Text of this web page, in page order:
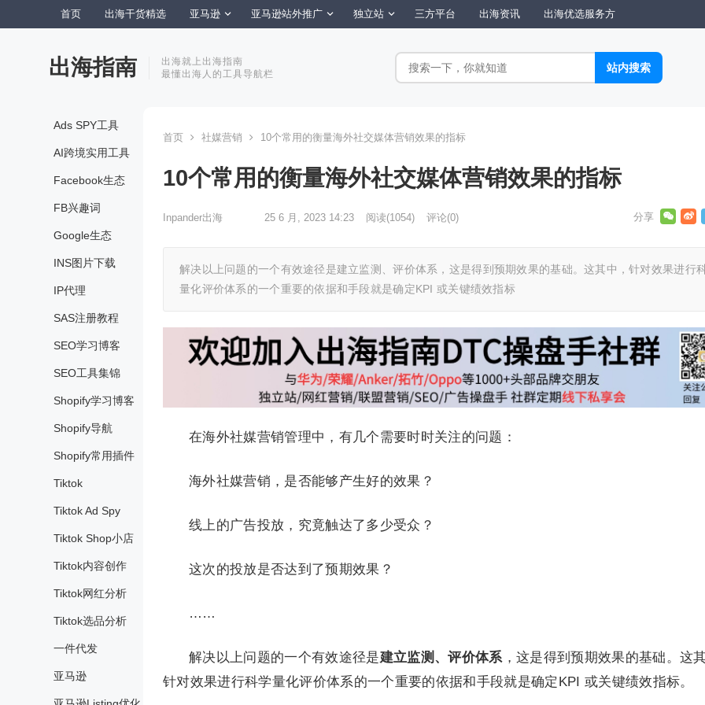
首页 出海干货精选 亚马逊 亚马逊站外推广 独立站 三方平台 出海资讯 出海优选服务方
出海指南
出海就上出海指南
最懂出海人的工具导航栏
Ads SPY工具
AI跨境实用工具
Facebook生态
FB兴趣词
Google生态
INS图片下载
IP代理
SAS注册教程
SEO学习博客
SEO工具集锦
Shopify学习博客
Shopify导航
Shopify常用插件
Tiktok
Tiktok Ad Spy
Tiktok Shop小店
Tiktok内容创作
Tiktok网红分析
Tiktok选品分析
一件代发
亚马逊
首页 社媒营销 10个常用的衡量海外社交媒体营销效果的指标
10个常用的衡量海外社交媒体营销效果的指标
Inpander出海 25 6 月, 2023 14:23 阅读(1054) 评论(0)
解决以上问题的一个有效途径是建立监测、评价体系，这是得到预期效果的基础。这其中，针对效果进行
量化评价体系的一个重要的依据和手段就是确定KPI 或关键绩效指标
在海外社媒营销管理中，有几个需要时时关注的问题：
海外社媒营销，是否能够产生好的效果？
线上的广告投放，究竟触达了多少受众？
这次的投放是否达到了预期效果？
……
解决以上问题的一个有效途径是建立监测、评价体系 ，这是得到预期效果的基础。这
针对效果进行科学量化评价体系的一个重要的依据和手段就是确定KPI 或关键绩效指标。